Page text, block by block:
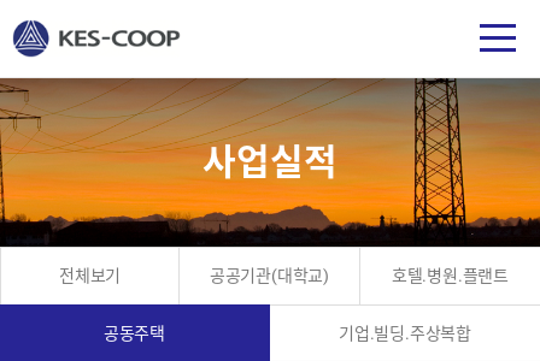
사업실적
전체보기 공공기관(대학교) 호텔.병원.플랜트
공동주택 기업.빌딩.주상복합